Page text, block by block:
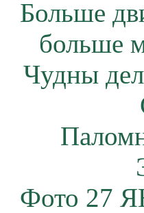
Больше
больше
Чудны
Фото 27